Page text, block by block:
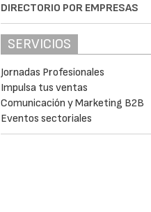
DIRECTORIO POR EMPRESAS
SERVICIOS
Jornadas Profesionales
Impulsa tus ventas
Comunicación y Marketing B2B
Eventos sectoriales